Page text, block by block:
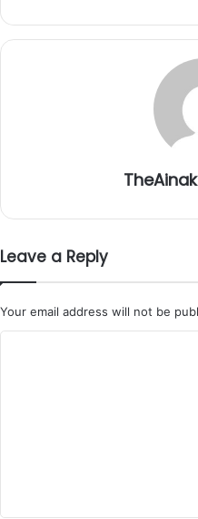
Leave a Reply
Your email address will not be